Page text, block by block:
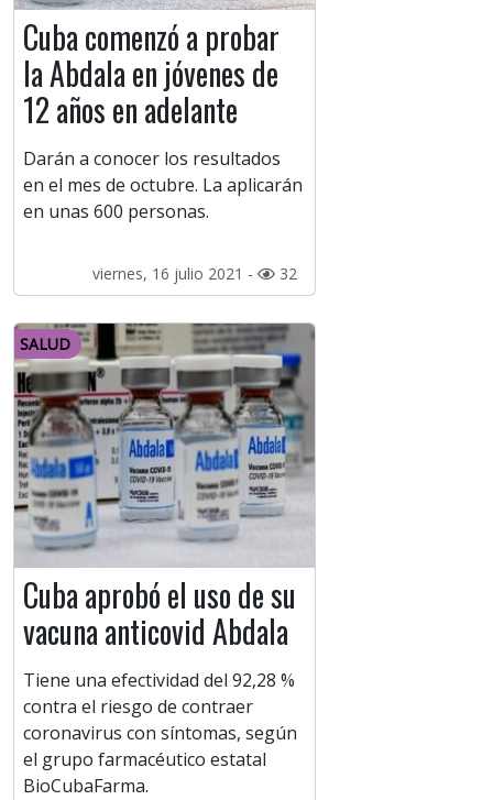
Cuba comenzó a probar
la Abdala en jóvenes de
12 años en adelante
Darán a conocer los resultados
en el mes de octubre. La aplicarán
en unas 600 personas.
viernes, 16 julio 2021 - 32
SALUD
Cuba aprobó el uso de su
vacuna anticovid Abdala
Tiene una efectividad del 92,28 %
contra el riesgo de contraer
coronavirus con síntomas, según
el grupo farmacéutico estatal
BioCubaFarma.